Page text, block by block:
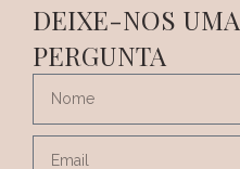
DEIXE-NOS UMA
PERGUNTA